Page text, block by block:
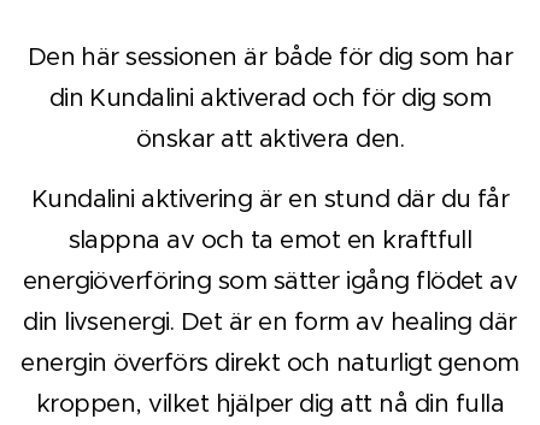
Den här sessionen är både för dig som har
din Kundalini aktiverad och för dig som
önskar att aktivera den.
Kundalini aktivering är en stund där du får
slappna av och ta emot en kraftfull
energiöverföring som sätter igång flödet av
din livsenergi. Det är en form av healing där
energin överförs direkt och naturligt genom
kroppen, vilket hjälper dig att nå din fulla